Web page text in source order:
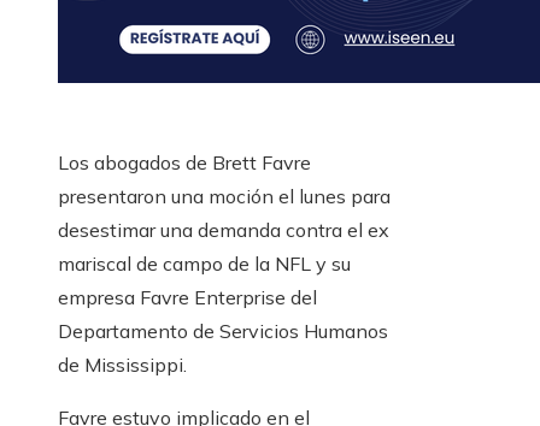
Los abogados de Brett Favre
presentaron una moción el lunes para
desestimar una demanda contra el ex
mariscal de campo de la NFL y su
empresa Favre Enterprise del
Departamento de Servicios Humanos
de Mississippi.
Favre estuvo implicado en el